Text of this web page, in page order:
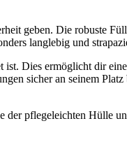
geben. Die robuste
langlebig und
ist. Dies ermöglicht dir
sicher an seinem
pflegeleichten Hülle